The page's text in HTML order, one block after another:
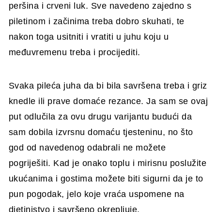
peršina i crveni luk. Sve navedeno zajedno s
piletinom i začinima treba dobro skuhati, te
nakon toga usitniti i vratiti u juhu koju u
međuvremenu treba i procijediti.
Svaka pileća juha da bi bila savršena treba i griz
knedle ili prave domaće rezance. Ja sam se ovaj
put odlučila za ovu drugu varijantu budući da
sam dobila izvrsnu domaću tjesteninu, no što
god od navedenog odabrali ne možete
pogriješiti. Kad je onako toplu i mirisnu poslužite
ukućanima i gostima možete biti sigurni da je to
pun pogodak, jelo koje vraća uspomene na
djetinjstvo i savršeno okrepljuje.